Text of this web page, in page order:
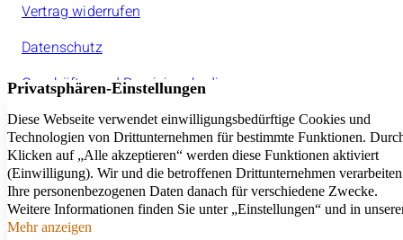
Vertrag widerrufen
Datenschutz
Geschäfts- und Provisionsbedinungen
Jeder amarc21Franchisepartner ist ein rechtlich
selbstständiger Unternehmer.